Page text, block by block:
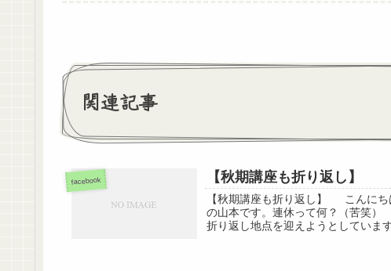
関連記事
facebook 【秋期講座も折り返し】
【秋期講座も折り返し】 こんにち
の山本です。連休って何？（苦笑
折り返し地点を迎えようとしていま